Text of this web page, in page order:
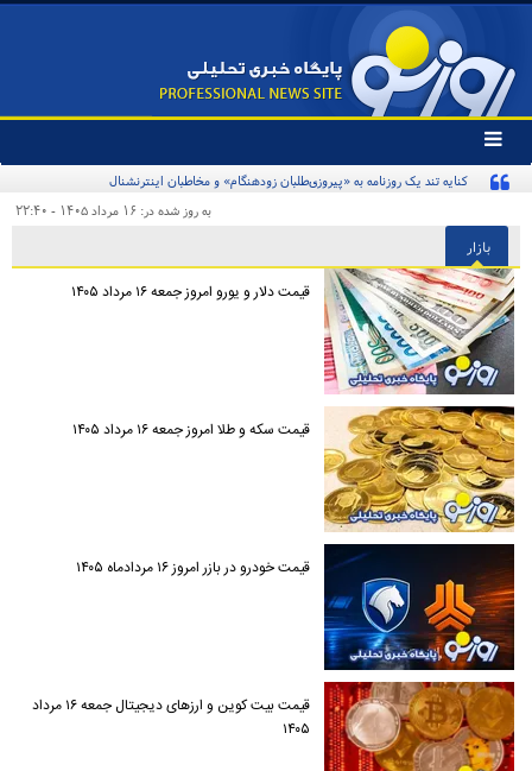
تغییر
وضعیت
منوی
ها
کنایه تند یک روزنامه به «پیروزی‌طلبان زودهنگام» و مخاطبان اینترنشنال
به روز شده در: ۱۶ مرداد ۱۴۰۵ - ۲۲:۴۰
بازار
قیمت دلار و یورو امروز جمعه ۱۶ مرداد ۱۴۰۵
قیمت سکه و طلا امروز جمعه ۱۶ مرداد ۱۴۰۵
قیمت خودرو در بازر امروز ۱۶ مردادماه ۱۴۰۵
قیمت بیت کوین و ارز‌های دیجیتال جمعه ۱۶ مرداد
۱۴۰۵